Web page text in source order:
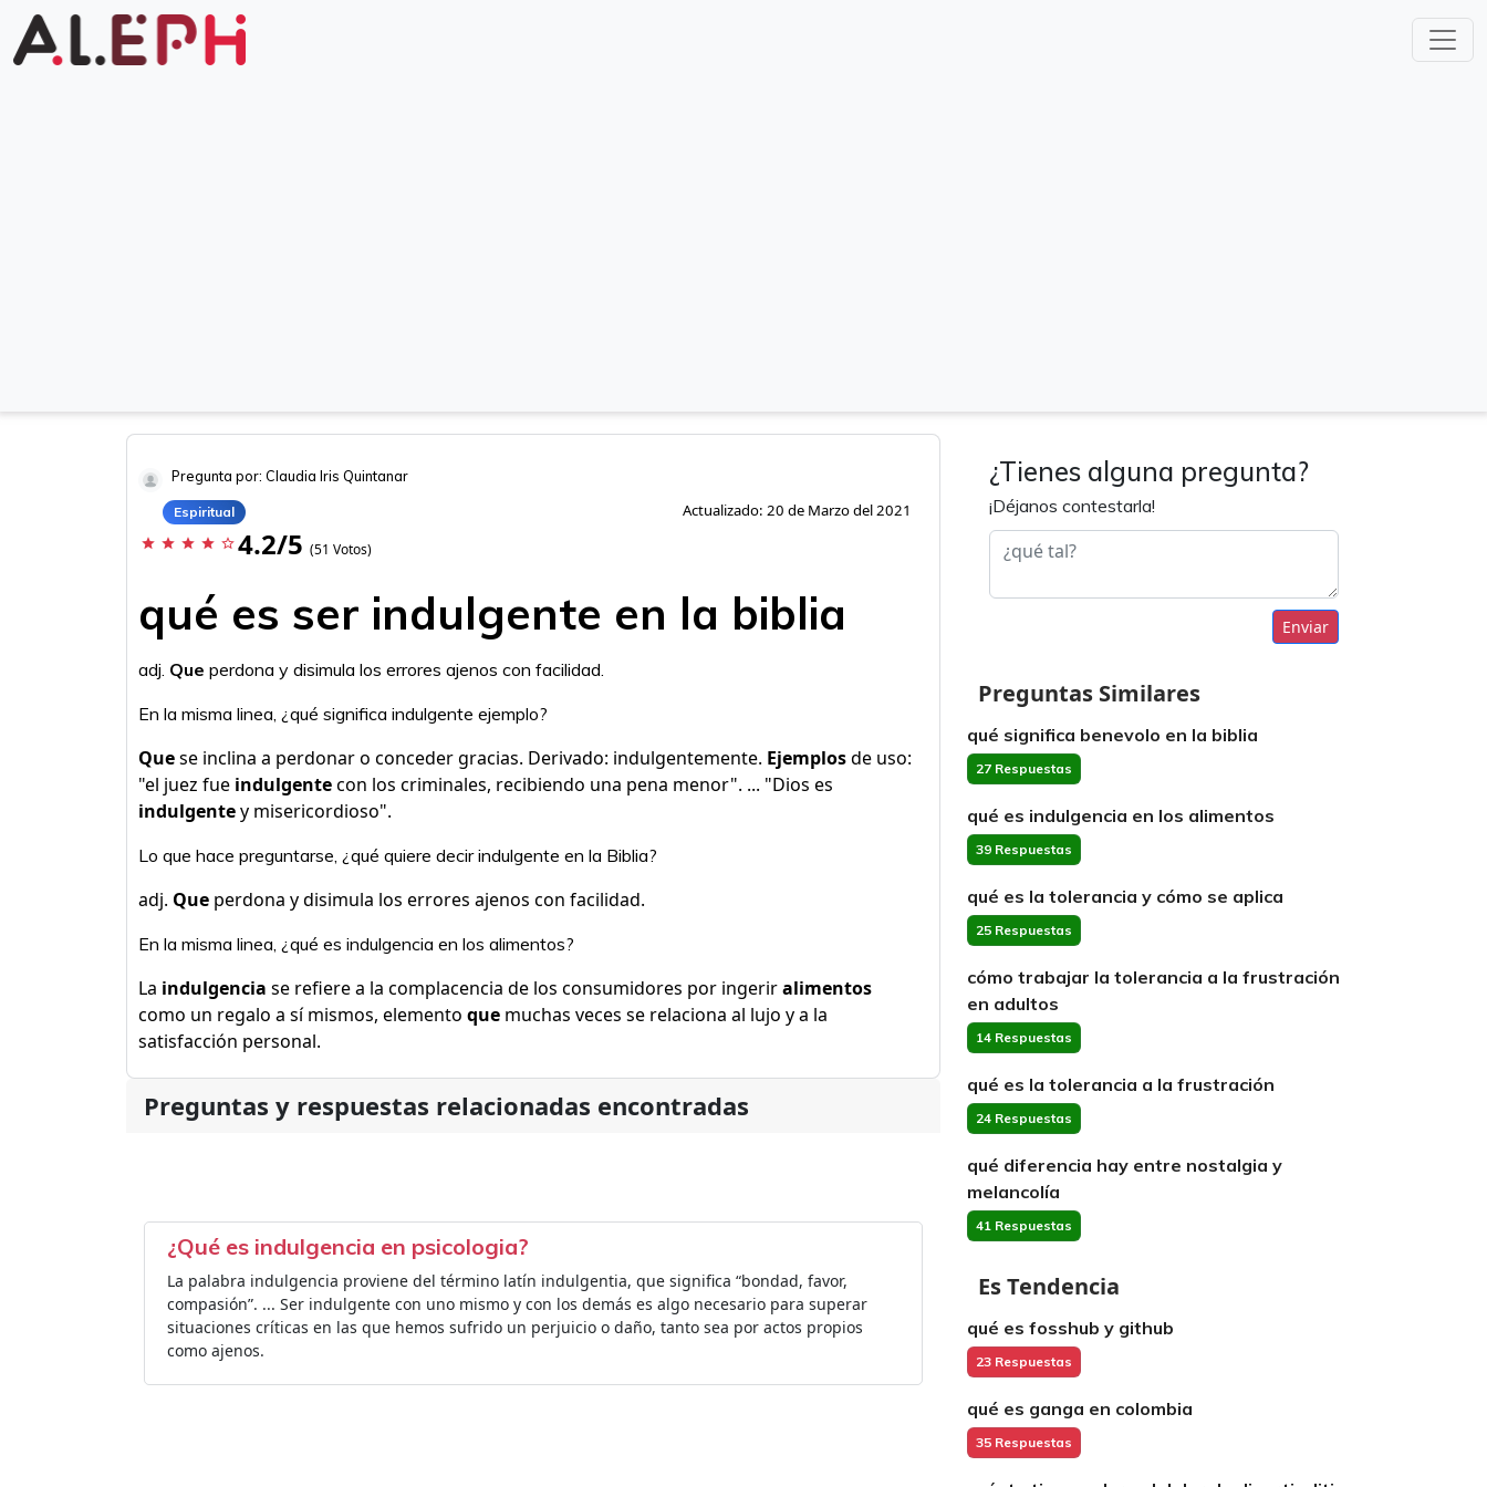
Pregunta por: Claudia Iris Quintanar
Espiritual Actualizado: 20 de Marzo del 2021
star star star star star_border 4.2/5 (51 Votos)
qué es ser indulgente en la biblia
adj. Que perdona y disimula los errores ajenos con facilidad.
En la misma linea, ¿qué significa indulgente ejemplo?
Quese inclina a perdonar o conceder gracias. Derivado: indulgentemente. Ejemplosde uso:
"el juez fue indulgentecon los criminales, recibiendo una pena menor". ... "Dios es
indulgentey misericordioso".
Lo que hace preguntarse, ¿qué quiere decir indulgente en la Biblia?
adj. Que perdona y disimula los errores ajenos con facilidad.
En la misma linea, ¿qué es indulgencia en los alimentos?
La indulgencia se refiere a la complacencia de los consumidores por ingeriralimentos
como un regalo a sí mismos, elemento que muchas veces se relaciona al lujo y a la
satisfacción personal.
Preguntas y respuestas relacionadas encontradas
¿Qué es indulgencia en psicologia?
La palabra indulgencia proviene del término latín indulgentia, que significa “bondad, favor,
compasión”. ... Ser indulgente con uno mismo y con los demás es algo necesario para superar
situaciones críticas en las que hemos sufrido un perjuicio o daño, tanto sea por actos propios
como ajenos.
¿Tienes alguna pregunta?
¡Déjanos contestarla!
Enviar
Preguntas Similares
qué significa benevolo en la biblia
27 Respuestas
qué es indulgencia en los alimentos
39 Respuestas
qué es la tolerancia y cómo se aplica
25 Respuestas
cómo trabajar la tolerancia a la frustración
en adultos
14 Respuestas
qué es la tolerancia a la frustración
24 Respuestas
qué diferencia hay entre nostalgia y
melancolía
41 Respuestas
Es Tendencia
qué es fosshub y github
23 Respuestas
qué es ganga en colombia
35 Respuestas